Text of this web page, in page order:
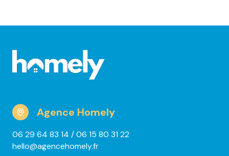
Agence Homely
06 29 64 83 14 / 06 15 80 31 22
hello@agencehomely.fr